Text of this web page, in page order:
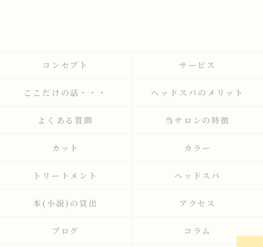
コンセプト サービス
ここだけの話・・・ ヘッドスパのメリット
よくある質問 当サロンの特徴
カット カラー
トリートメント ヘッドスパ
本(小説)の貸出 アクセス
ブログ コラム